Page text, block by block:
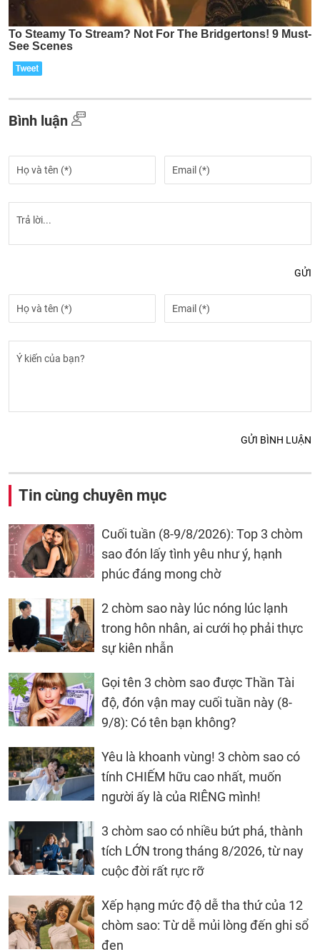
Bình luận
GỬI
GỬI BÌNH LUẬN
Tin cùng chuyên mục
Cuối tuần (8-9/8/2026): Top 3 chòm
sao đón lấy tình yêu như ý, hạnh
phúc đáng mong chờ
2 chòm sao này lúc nóng lúc lạnh
trong hôn nhân, ai cưới họ phải thực
sự kiên nhẫn
Gọi tên 3 chòm sao được Thần Tài
độ, đón vận may cuối tuần này (8-
9/8): Có tên bạn không?
Yêu là khoanh vùng! 3 chòm sao có
tính CHIẾM hữu cao nhất, muốn
người ấy là của RIÊNG mình!
3 chòm sao có nhiều bứt phá, thành
tích LỚN trong tháng 8/2026, từ nay
cuộc đời rất rực rỡ
Xếp hạng mức độ dễ tha thứ của 12
chòm sao: Từ dễ mủi lòng đến ghi sổ
đen